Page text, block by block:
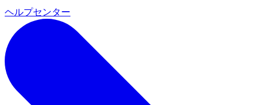
ヘルプセンター